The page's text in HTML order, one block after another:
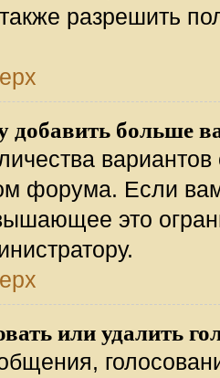
разрешить
добавить больше
вариантов
форума. Если
это
или удалить